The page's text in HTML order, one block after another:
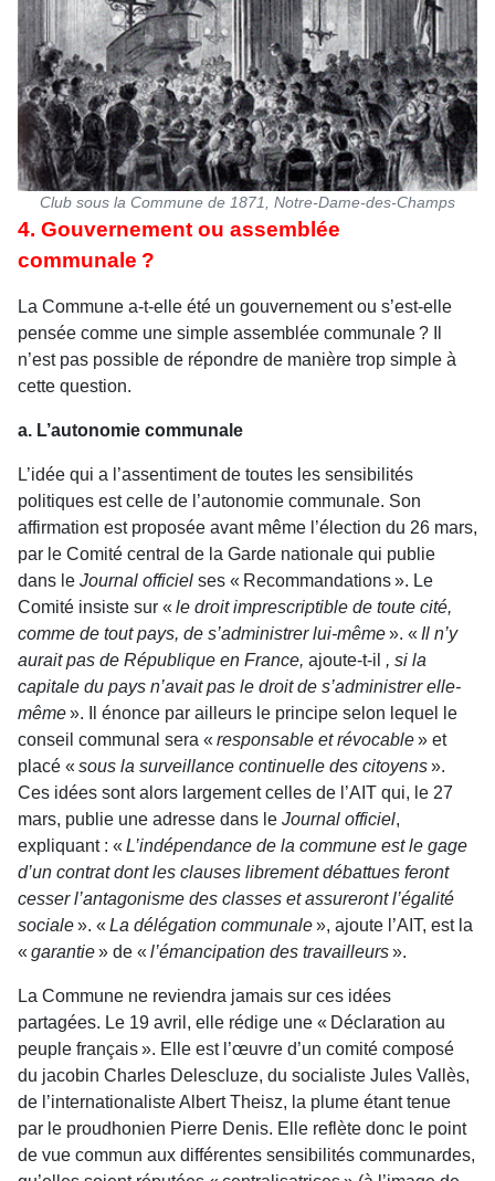
Club sous la Commune de 1871, Notre-Dame-des-Champs
4. Gouvernement ou assemblée
communale ?
La Commune a-t-elle été un gouvernement ou s’est-elle
pensée comme une simple assemblée communale ? Il
n’est pas possible de répondre de manière trop simple à
cette question.
a. L’autonomie communale
L’idée qui a l’assentiment de toutes les sensibilités
politiques est celle de l’autonomie communale. Son
affirmation est proposée avant même l’élection du 26 mars,
par le Comité central de la Garde nationale qui publie
dans le Journal officiel ses « Recommandations ». Le
Comité insiste sur « le droit imprescriptible de toute cité,
comme de tout pays, de s’administrer lui-même». « Il n’y
aurait pas de République en France, ajoute-t-il , si la
capitale du pays n’avait pas le droit de s’administrer elle-
même». Il énonce par ailleurs le principe selon lequel le
conseil communal sera « responsable et révocable» et
placé « sous la surveillance continuelle des citoyens».
Ces idées sont alors largement celles de l’AIT qui, le 27
mars, publie une adresse dans le Journal officiel,
expliquant : « L’indépendance de la commune est le gage
d’un contrat dont les clauses librement débattues feront
cesser l’antagonisme des classes et assureront l’égalité
sociale». « La délégation communale», ajoute l’AIT, est la
« garantie» de « l’émancipation des travailleurs».
La Commune ne reviendra jamais sur ces idées
partagées. Le 19 avril, elle rédige une « Déclaration au
peuple français ». Elle est l’œuvre d’un comité composé
du jacobin Charles Delescluze, du socialiste Jules Vallès,
de l’internationaliste Albert Theisz, la plume étant tenue
par le proudhonien Pierre Denis. Elle reflète donc le point
de vue commun aux différentes sensibilités communardes,